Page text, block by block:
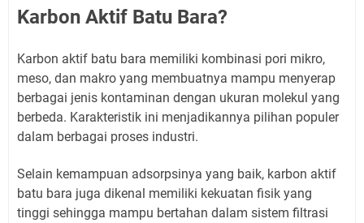
Karbon Aktif Batu Bara?
Karbon aktif batu bara memiliki kombinasi pori mikro,
meso, dan makro yang membuatnya mampu menyerap
berbagai jenis kontaminan dengan ukuran molekul yang
berbeda. Karakteristik ini menjadikannya pilihan populer
dalam berbagai proses industri.
Selain kemampuan adsorpsinya yang baik, karbon aktif
batu bara juga dikenal memiliki kekuatan fisik yang
tinggi sehingga mampu bertahan dalam sistem filtrasi